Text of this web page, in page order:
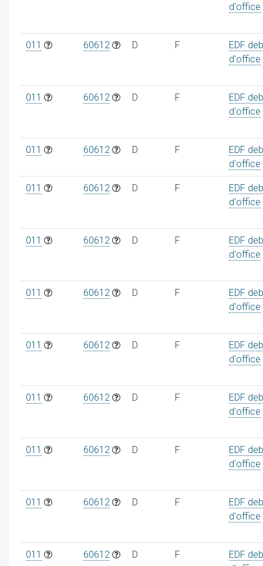
d'office
011 60612 D F
EDF
d'office
011 60612 D F
EDF
d'office
011 60612 D F
EDF
d'office
011 60612 D F
EDF
d'office
011 60612 D F
EDF
d'office
011 60612 D F
EDF
d'office
011 60612 D F
EDF
d'office
011 60612 D F
EDF
d'office
011 60612 D F
EDF
d'office
011 60612 D F
EDF
d'office
011 60612 D F
EDF